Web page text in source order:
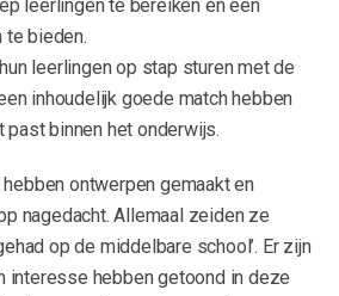
leerlingen te bereiken en een
te bieden.
leerlingen op stap sturen met de
inhoudelijk goede match hebben
binnen het onderwijs.
ontwerpen gemaakt en
nagedacht. Allemaal zeiden ze
op de middelbare school’. Er zijn
interesse hebben getoond in deze